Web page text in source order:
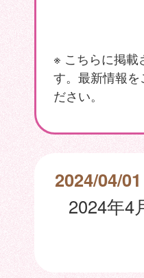
※ こちらに掲載
す。最新情報
ださい。
2024/04/01